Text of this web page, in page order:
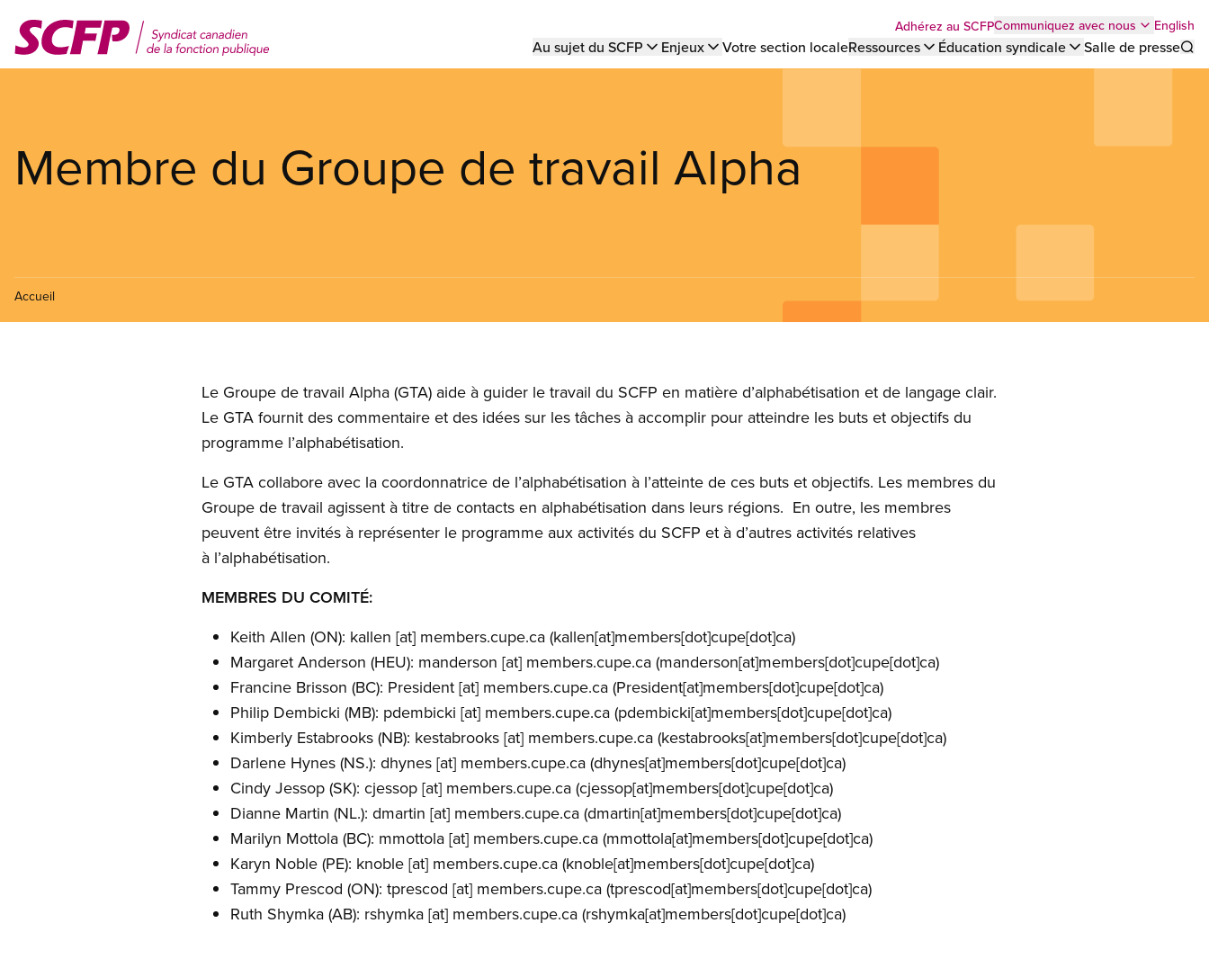
contenu
Top
menu
Adhérez au SCFPCommuniquez avec nous English
Main
Au sujet du SCFP Enjeux Votre section localeRessources Éducation syndicale
Salle de presse
Membre du Groupe de travail Alpha
Accueil
Le Groupe de travail Alpha (GTA) aide à guider le travail du SCFP en matière d’alphabétisation et de langage clair.
Le GTA fournit des commentaire et des idées sur les tâches à accomplir pour atteindre les buts et objectifs du
programme l’alphabétisation.
Le GTA collabore avec la coordonnatrice de l’alphabétisation à l’atteinte de ces buts et objectifs. Les membres du
Groupe de travail agissent à titre de contacts en alphabétisation dans leurs régions. En outre, les membres
peuvent être invités à représenter le programme aux activités du SCFP et à d’autres activités relatives
à l’alphabétisation.
MEMBRES DU COMITÉ:
Keith Allen (ON): kallen [at] members.cupe.ca (kallen[at]members[dot]cupe[dot]ca)
Margaret Anderson (HEU): manderson [at] members.cupe.ca (manderson[at]members[dot]cupe[dot]ca)
Francine Brisson (BC): President [at] members.cupe.ca (President[at]members[dot]cupe[dot]ca)
Philip Dembicki (MB): pdembicki [at] members.cupe.ca (pdembicki[at]members[dot]cupe[dot]ca)
Kimberly Estabrooks (NB): kestabrooks [at] members.cupe.ca (kestabrooks[at]members[dot]cupe[dot]ca)
Darlene Hynes (NS.): dhynes [at] members.cupe.ca (dhynes[at]members[dot]cupe[dot]ca)
Cindy Jessop (SK): cjessop [at] members.cupe.ca (cjessop[at]members[dot]cupe[dot]ca)
Dianne Martin (NL.): dmartin [at] members.cupe.ca (dmartin[at]members[dot]cupe[dot]ca)
Marilyn Mottola (BC): mmottola [at] members.cupe.ca (mmottola[at]members[dot]cupe[dot]ca)
Karyn Noble (PE): knoble [at] members.cupe.ca (knoble[at]members[dot]cupe[dot]ca)
Tammy Prescod (ON): tprescod [at] members.cupe.ca (tprescod[at]members[dot]cupe[dot]ca)
Ruth Shymka (AB): rshymka [at] members.cupe.ca (rshymka[at]members[dot]cupe[dot]ca)